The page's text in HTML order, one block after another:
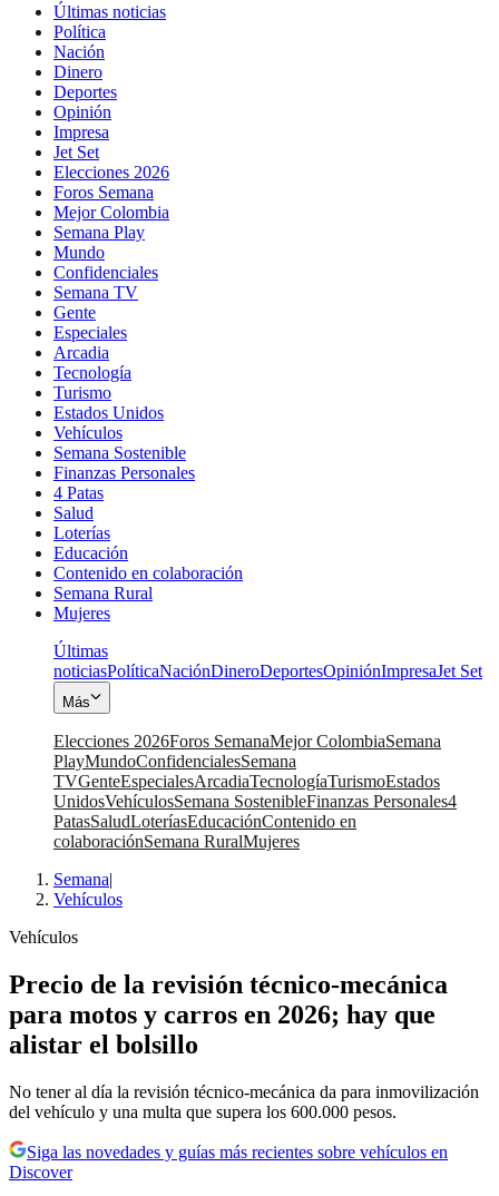
Últimas noticias
Política
Nación
Dinero
Deportes
Opinión
Impresa
Jet Set
Elecciones 2026
Foros Semana
Mejor Colombia
Semana Play
Mundo
Confidenciales
Semana TV
Gente
Especiales
Arcadia
Tecnología
Turismo
Estados Unidos
Vehículos
Semana Sostenible
Finanzas Personales
4 Patas
Salud
Loterías
Educación
Contenido en colaboración
Semana Rural
Mujeres
Últimas
noticiasPolíticaNaciónDineroDeportesOpiniónImpresaJet Set
Más
Elecciones 2026Foros SemanaMejor ColombiaSemana
PlayMundoConfidencialesSemana
TVGenteEspecialesArcadiaTecnologíaTurismoEstados
UnidosVehículosSemana SostenibleFinanzas Personales4
PatasSaludLoteríasEducaciónContenido en
colaboraciónSemana RuralMujeres
Semana|
Vehículos
Vehículos
Precio de la revisión técnico-mecánica
para motos y carros en 2026; hay que
alistar el bolsillo
No tener al día la revisión técnico-mecánica da para inmovilización
del vehículo y una multa que supera los 600.000 pesos.
Siga las novedades y guías más recientes sobre vehículos en
Discover